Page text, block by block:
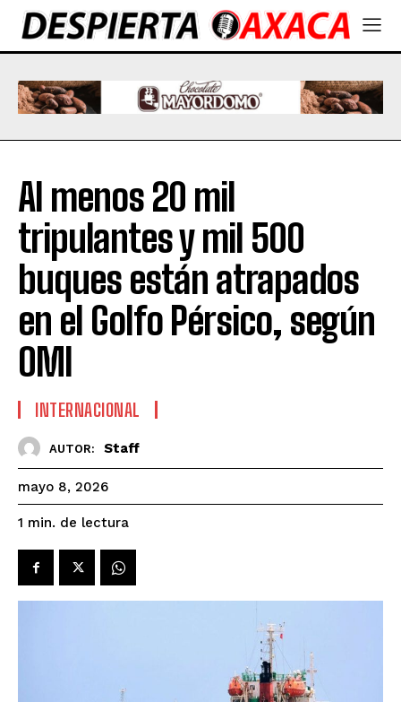
Al menos 20 mil
tripulantes y mil 500
buques están atrapados
en el Golfo Pérsico, según
OMI
INTERNACIONAL
AUTOR: Staff
mayo 8, 2026
1 min. de lectura